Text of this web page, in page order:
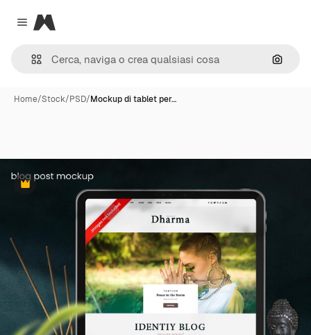
Close menu
Magnific
Cerca
Home/Stock/PSD/Mockup di tablet per…
Premium